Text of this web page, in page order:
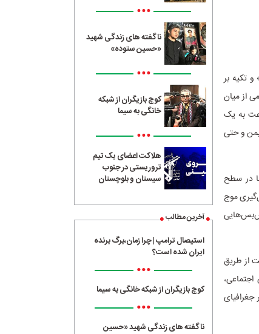
تکیه بر
از میان
به یک
یمن و حتی
در سطح
موج
از طریق
•••
ناگفته های زندگی شهید
«حسین ستوده»
•••
کوچ بازیگران از شبکه
خانگی به سیما
•••
هلاکت اعضای یک تیم
تروریستی در جنوب
سیستان و بلوچستان
آخرین مطالب
استیصال ترامپ | چرا زمان،برگ برنده
ایران شده است؟
•••
کوچ بازیگران از شبکه خانگی به سیما
•••
ناگفته های زندگی شهید «حسین